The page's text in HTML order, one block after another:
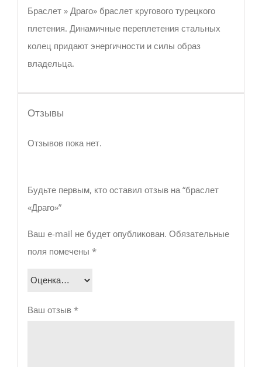
Браслет » Драго» браслет кругового турецкого
плетения. Динамичные переплетения стальных
колец придают энергичности и силы образ
владельца.
Отзывы
Отзывов пока нет.
Будьте первым, кто оставил отзыв на “браслет
«Драго»”
Ваш e-mail не будет опубликован. Обязательные
поля помечены *
Ваш отзыв *